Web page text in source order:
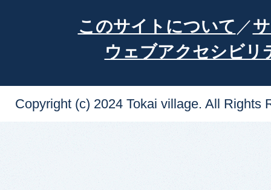
このサイトについて
ウェブアクセシビリ
Copyright (c) 2024 Tokai village. All Rights